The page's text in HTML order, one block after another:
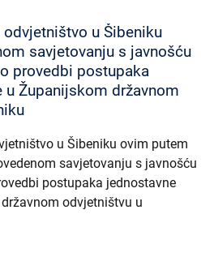
u Šibeniku
savjetovanju s javnošću
provedbi postupaka
u Županijskom državnom
u Šibeniku ovim putem
savjetovanju s javnošću
postupaka jednostavne
odvjetništvu u